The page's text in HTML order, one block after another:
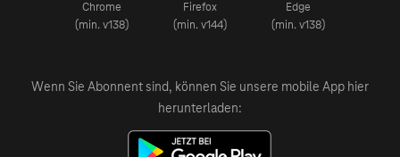
Chrome
(min. v138)
Firefox
(min. v144)
Edge
(min. v138)
Wenn Sie Abonnent sind, können Sie unsere mobile App hier
herunterladen: